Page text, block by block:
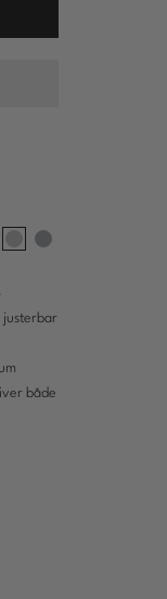
SilverSky
justerbar
både